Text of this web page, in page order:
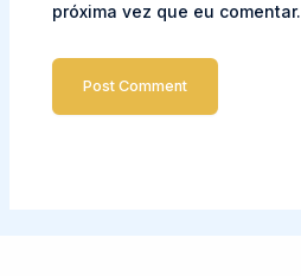
próxima vez que eu comentar.